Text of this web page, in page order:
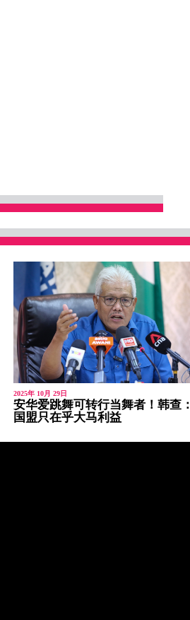
2025年 10月 29日
安华爱跳舞可转行当舞者！韩查：
国盟只在乎大马利益